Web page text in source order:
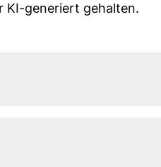
KI-generiert gehalten.